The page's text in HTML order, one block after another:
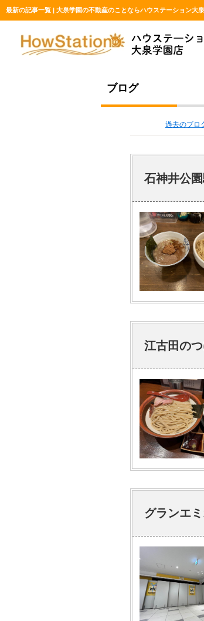
最新の記事一覧 | 大泉学園の不動産のことならハウステーション大
ブログ
過去のブロ
石神井公
江古田の
グランエ